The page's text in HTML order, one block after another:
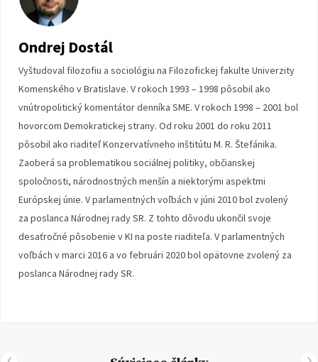
Ondrej Dostál
Vyštudoval filozofiu a sociológiu na Filozofickej fakulte Univerzity
Komenského v Bratislave. V rokoch 1993 – 1998 pôsobil ako
vnútropolitický komentátor denníka SME. V rokoch 1998 – 2001 bol
hovorcom Demokratickej strany. Od roku 2001 do roku 2011
pôsobil ako riaditeľ Konzervatívneho inštitútu M. R. Štefánika.
Zaoberá sa problematikou sociálnej politiky, občianskej
spoločnosti, národnostných menšín a niektorými aspektmi
Európskej únie. V parlamentných voľbách v júni 2010 bol zvolený
za poslanca Národnej rady SR. Z tohto dôvodu ukončil svoje
desaťročné pôsobenie v KI na poste riaditeľa. V parlamentných
voľbách v marci 2016 a vo februári 2020 bol opätovne zvolený za
poslanca Národnej rady SR.